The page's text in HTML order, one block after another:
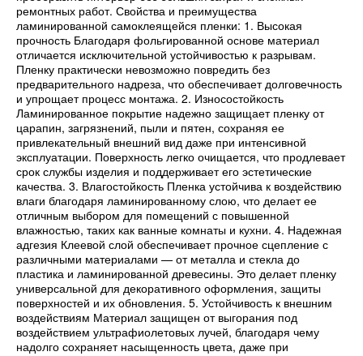
ремонтных работ. Свойства и преимущества
ламинированной самоклеящейся пленки: 1. Высокая
прочность Благодаря фольгированной основе материал
отличается исключительной устойчивостью к разрывам.
Пленку практически невозможно повредить без
предварительного надреза, что обеспечивает долговечность
и упрощает процесс монтажа. 2. Износостойкость
Ламинированное покрытие надежно защищает пленку от
царапин, загрязнений, пыли и пятен, сохраняя ее
привлекательный внешний вид даже при интенсивной
эксплуатации. Поверхность легко очищается, что продлевает
срок службы изделия и поддерживает его эстетические
качества. 3. Влагостойкость Пленка устойчива к воздействию
влаги благодаря ламинированному слою, что делает ее
отличным выбором для помещений с повышенной
влажностью, таких как ванные комнаты и кухни. 4. Надежная
адгезия Клеевой слой обеспечивает прочное сцепление с
различными материалами — от металла и стекла до
пластика и ламинированной древесины. Это делает пленку
универсальной для декоративного оформления, защиты
поверхностей и их обновления. 5. Устойчивость к внешним
воздействиям Материал защищен от выгорания под
воздействием ультрафиолетовых лучей, благодаря чему
надолго сохраняет насыщенность цвета, даже при